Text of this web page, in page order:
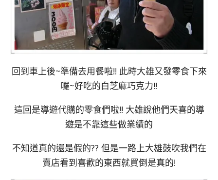
回到車上後~準備去用餐啦!! 此時大雄又發零食下來
囉~好吃的白芝麻巧克力!!
這回是導遊代購的零食們啦!! 大雄說他們天喜的導
遊是不靠這些做業績的
不知道真的還是假的?? 但是一路上大雄鼓吹我們在
賣店看到喜歡的東西就買倒是真的!